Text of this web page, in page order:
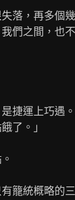
落，再多個
們之間，也
捷運上巧遇
了。」
籠統概略的